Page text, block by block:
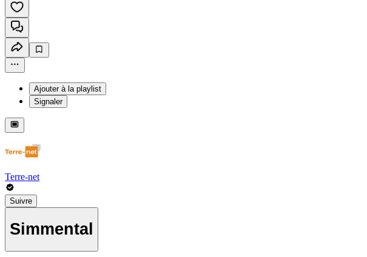
Ajouter à la playlist
Signaler
Terre-net
Suivre
Simmental